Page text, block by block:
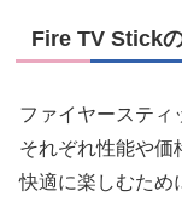
Fire TV Stick
ファイヤースティ
それぞれ性能や価
快適に楽しむため